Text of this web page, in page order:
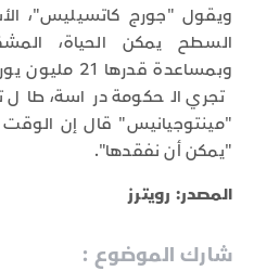
ويقول "جورج كاتسيليس"،
السطح يمكن الحياة،
وبمساعدة
تجري الحكومة دراسة، طال
"مينتوجيانيس" قال إن
"يمكن أن نفقدها".
المصدر: رويترز
شارك الموضوع :